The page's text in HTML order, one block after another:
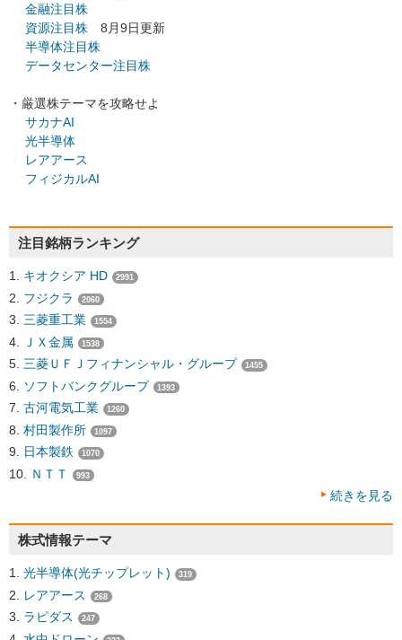
金融注目株
資源注目株 8月9日更新
半導体注目株
データセンター注目株
・厳選株テーマを攻略せよ
サカナAI
光半導体
レアアース
フィジカルAI
注目銘柄ランキング
キオクシア HD 2991
フジクラ 2060
三菱重工業 1554
ＪＸ金属 1538
三菱ＵＦＪフィナンシャル・グループ 1455
ソフトバンクグループ 1393
古河電気工業 1260
村田製作所 1097
日本製鉄 1070
ＮＴＴ 993
続きを見る
株式情報テーマ
光半導体(光チップレット) 319
レアアース 268
ラピダス 247